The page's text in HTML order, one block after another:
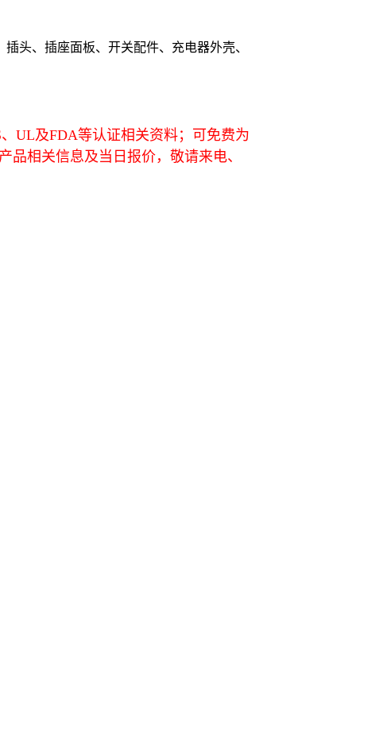
头、插座面板、开关配件、充电器外壳、
UL及FDA等认证相关资料；可免费为
相关信息及当日报价，敬请来电、